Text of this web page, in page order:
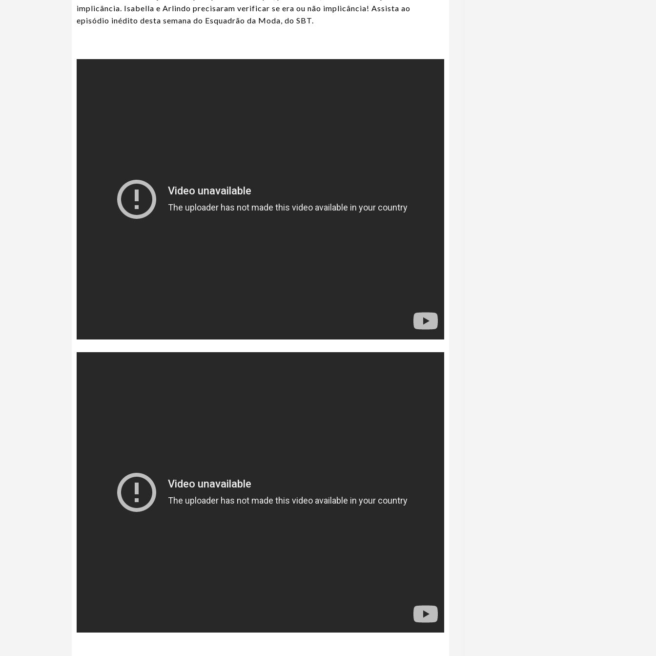
implicância. Isabella e Arlindo precisaram verificar se era ou não implicância! Assista ao
episódio inédito desta semana do Esquadrão da Moda, do SBT.